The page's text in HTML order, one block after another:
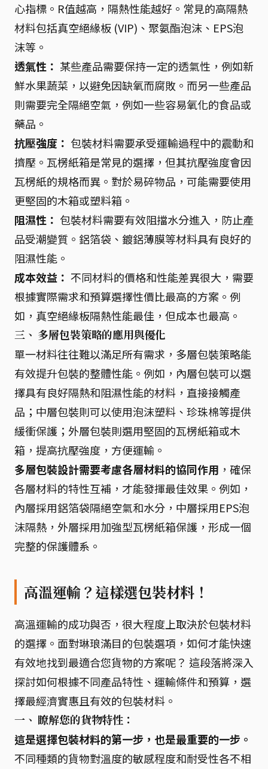
心指標。R值越高，隔熱性能越好。常見的高隔熱
材料包括真空絕緣板 (VIP)、聚氨酯泡沫、EPS泡
沫等。
透氣性： 某些產品需要保持一定的透氣性，例如新
鮮水果蔬菜，以避免因缺氧而腐敗。而另一些產品
則需要完全隔絕空氣，例如一些容易氧化的食品或
藥品。
抗壓強度： 包裝材料需要承受運輸過程中的震動和
擠壓。瓦楞紙箱是常見的選擇，但其抗壓強度會因
瓦楞紙的規格而異。對於易碎物品，可能需要使用
更堅固的木箱或塑料箱。
阻濕性： 包裝材料需要有效阻擋水分進入，防止產
品受潮變質。鋁箔袋、鍍鋁薄膜等材料具有良好的
阻濕性能。
成本效益： 不同材料的價格和性能差異很大，需要
根據實際需求和預算選擇性價比最高的方案。例
如，真空絕緣板隔熱性能最佳，但成本也最高。
三、 多層包裝策略的應用與優化
單一材料往往難以滿足所有需求，多層包裝策略能
有效提升包裝的整體性能。例如，內層包裝可以選
擇具有良好隔熱和阻濕性能的材料，直接接觸產
品；中層包裝則可以使用泡沫塑料、珍珠棉等提供
緩衝保護；外層包裝則選用堅固的瓦楞紙箱或木
箱，提高抗壓強度，方便運輸。
多層包裝設計需要考慮各層材料的協同作用 ，確保
各層材料的特性互補，才能發揮最佳效果。例如，
內層採用鋁箔袋隔絕空氣和水分，中層採用EPS泡
沫隔熱，外層採用加強型瓦楞紙箱保護，形成一個
完整的保護體系。
高溫運輸？這樣選包裝材料！
高溫運輸的成功與否，很大程度上取決於包裝材料
的選擇。面對琳琅滿目的包裝選項，如何才能快速
有效地找到最適合您貨物的方案呢？ 這段落將深入
探討如何根據不同產品特性、運輸條件和預算，選
擇最經濟實惠且有效的包裝材料。
一、 瞭解您的貨物特性：
這是選擇包裝材料的第一步，也是最重要的一步。
不同種類的貨物對溫度的敏感程度和耐受性各不相